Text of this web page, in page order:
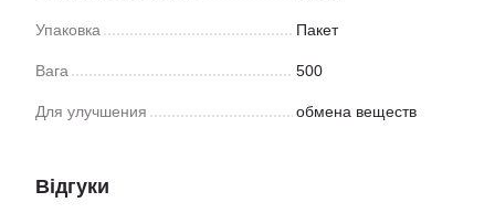
Упаковка Пакет
Вага 500
Для улучшения обмена веществ
Відгуки